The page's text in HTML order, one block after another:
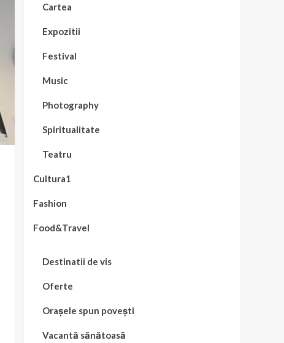
Cartea
Expozitii
Festival
Music
Photography
Spiritualitate
Teatru
Cultura1
Fashion
Food&Travel
Destinatii de vis
Oferte
Orașele spun povești
Vacantă sănătoasă